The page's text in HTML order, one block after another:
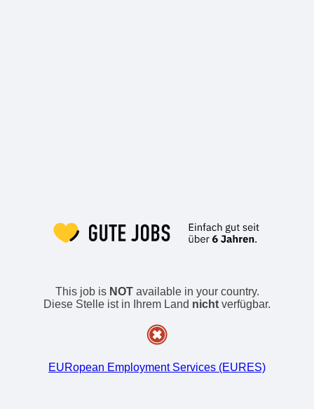
This job is NOTavailable in your country.
Diese Stelle ist in Ihrem Land nicht verfügbar.
EURopean Employment Services (EURES)